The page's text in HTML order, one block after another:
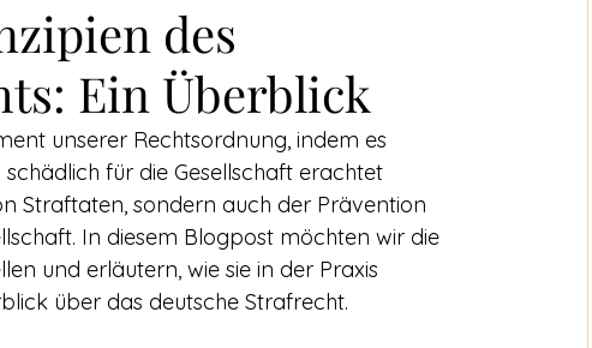
des
Ein Überblick
unserer Rechtsordnung, indem es
für die Gesellschaft erachtet
Straftaten, sondern auch der Prävention
In diesem Blogpost möchten wir die
und erläutern, wie sie in der Praxis
über das deutsche Strafrecht.